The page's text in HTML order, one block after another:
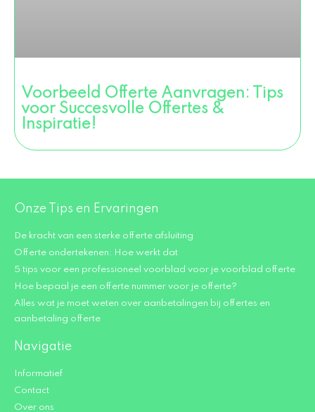
Voorbeeld Offerte Aanvragen: Tips
voor Succesvolle Offertes &
Inspiratie!
Onze Tips en Ervaringen
De kracht van een sterke offerte afsluiting
Offerte ondertekenen: Hoe werkt dat
5 tips voor een professioneel voorblad voor je voorblad offerte
Hoe bepaal je een offerte nummer voor je offerte?
Alles wat je moet weten over aanbetalingen bij offertes en
aanbetaling offerte
Navigatie
Informatief
Contact
Over ons